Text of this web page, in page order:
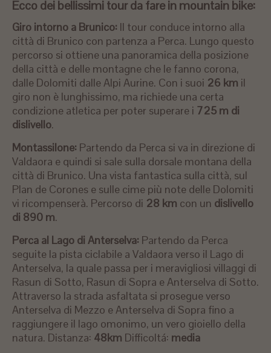
Ecco dei bellissimi tour da fare in mountain bike:
Giro intorno a Brunico: Il tour conduce intorno alla
città di Brunico con partenza a Perca. Lungo questo
percorso si ottiene una panoramica della posizione
della città e delle montagne che le fanno corona,
dalle Dolomiti dalle Alpi Aurine. Con i suoi 26 km il
giro non è lunghissimo, ma richiede una certa
condizione atletica per poter superare i 725 m di
dislivello.
Montassilone: Partendo da Perca si va in direzione di
Valdaora e quindi si sale sulla dorsale montana della
città di Brunico. Una vista fantastica sulla città, sul
Plan de Corones e sulle cime più note delle Dolomiti
vi ricompenserà. Percorso di 28 km con un dislivello
di 890 m.
Perca al Lago di Anterselva: Partendo da Perca
seguite la pista ciclabile a Valdaora verso il Lago di
Anterselva, la quale passa per i meravigliosi villaggi di
Rasun di Sotto, Rasun di Sopra e Anterselva di Sotto.
Attraverso la strada asfaltata si prosegue verso
Anterselva di Mezzo e Anterselva di Sopra fino a
raggiungere il lago omonimo, un vero gioiello della
natura. Distanza: 48km Difficoltá: media